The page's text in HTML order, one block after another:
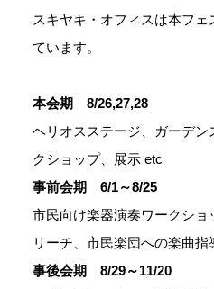
スキヤキ・オフィスは本フ
ています。
本会期 8/26,27,28
ヘリオスステージ、ガーデ
クショップ、展示 etc
事前会期 6/1～8/25
市民向け楽器演奏ワークショ
リーチ、市民楽団への楽曲指
事後会期 8/29～11/20